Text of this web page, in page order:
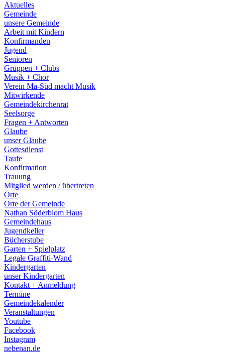
Aktuelles
Gemeinde
unsere Gemeinde
Arbeit mit Kindern
Konfirmanden
Jugend
Senioren
Gruppen + Clubs
Musik + Chor
Verein Ma-Süd macht Musik
Mitwirkende
Gemeindekirchenrat
Seelsorge
Fragen + Antworten
Glaube
unser Glaube
Gottesdienst
Taufe
Konfirmation
Trauung
Mitglied werden / übertreten
Orte
Orte der Gemeinde
Nathan Söderblom Haus
Gemeindehaus
Jugendkeller
Bücherstube
Garten + Spielplatz
Legale Graffiti-Wand
Kindergarten
unser Kindergarten
Kontakt + Anmeldung
Termine
Gemeindekalender
Veranstaltungen
Youtube
Facebook
Instagram
nebenan.de